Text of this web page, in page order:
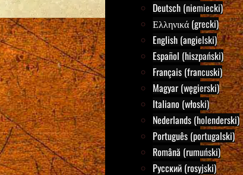
Deutsch (niemiecki)
Ελληνικά (grecki)
English (angielski)
Español (hiszpański)
Français (francuski)
Magyar (węgierski)
Italiano (włoski)
Nederlands (holenderski)
Português (portugalski)
Română (rumuński)
Русский (rosyjski)